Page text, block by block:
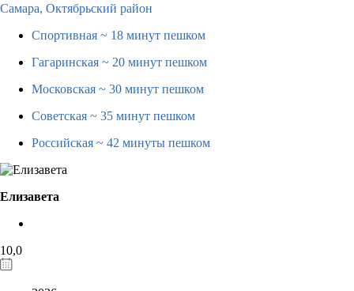
Самара, Октябрьский район
Спортивная ~ 18 минут пешком
Гагаринская ~ 20 минут пешком
Московская ~ 30 минут пешком
Советская ~ 35 минут пешком
Российская ~ 42 минуты пешком
Елизавета
10,0